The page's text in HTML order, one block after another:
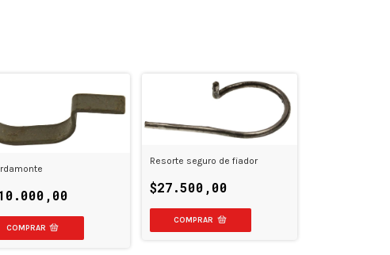
Resorte seguro de fiador
$27.500,00